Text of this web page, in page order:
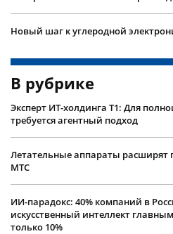
Новый шаг к углеродной
В рубрике
Эксперт ИТ-холдинга Т1: Для
требуется агентный подход
Летательные аппараты расширят
МТС
ИИ-парадокс: 40% компаний в
искусственный интеллект
только 10%